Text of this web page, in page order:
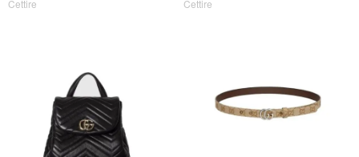
Cettire Cettire